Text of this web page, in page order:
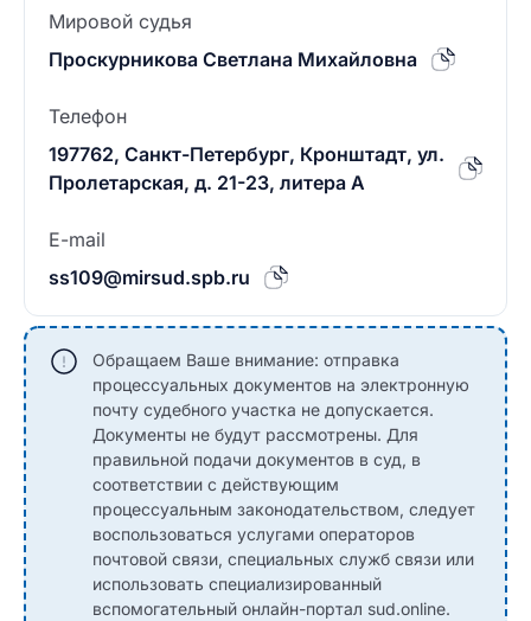
Мировой судья
Проскурникова Светлана Михайловна
Телефон
197762, Санкт-Петербург, Кронштадт, ул.
Пролетарская, д. 21-23, литера А
E-mail
ss109@mirsud.spb.ru
Обращаем Ваше внимание: отправка
процессуальных документов на электронную
почту судебного участка не допускается.
Документы не будут рассмотрены. Для
правильной подачи документов в суд, в
соответствии с действующим
процессуальным законодательством, следует
воспользоваться услугами операторов
почтовой связи, специальных служб связи или
использовать специализированный
вспомогательный онлайн-портал sud.online.